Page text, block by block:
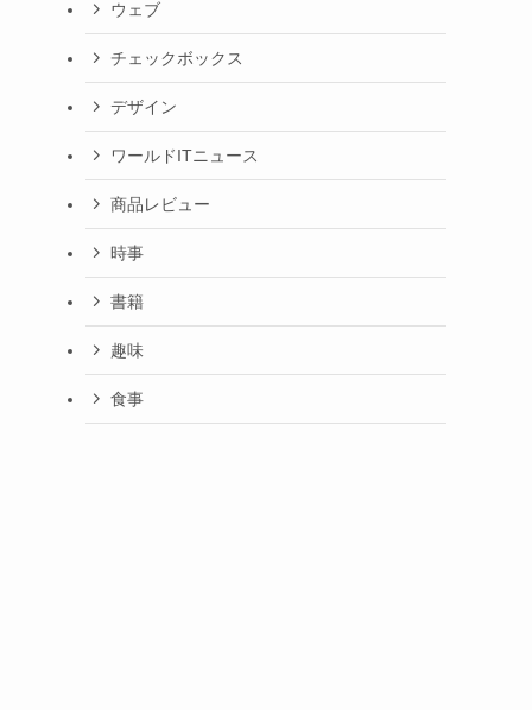
ウェブ
チェックボックス
デザイン
ワールドITニュース
商品レビュー
時事
書籍
趣味
食事